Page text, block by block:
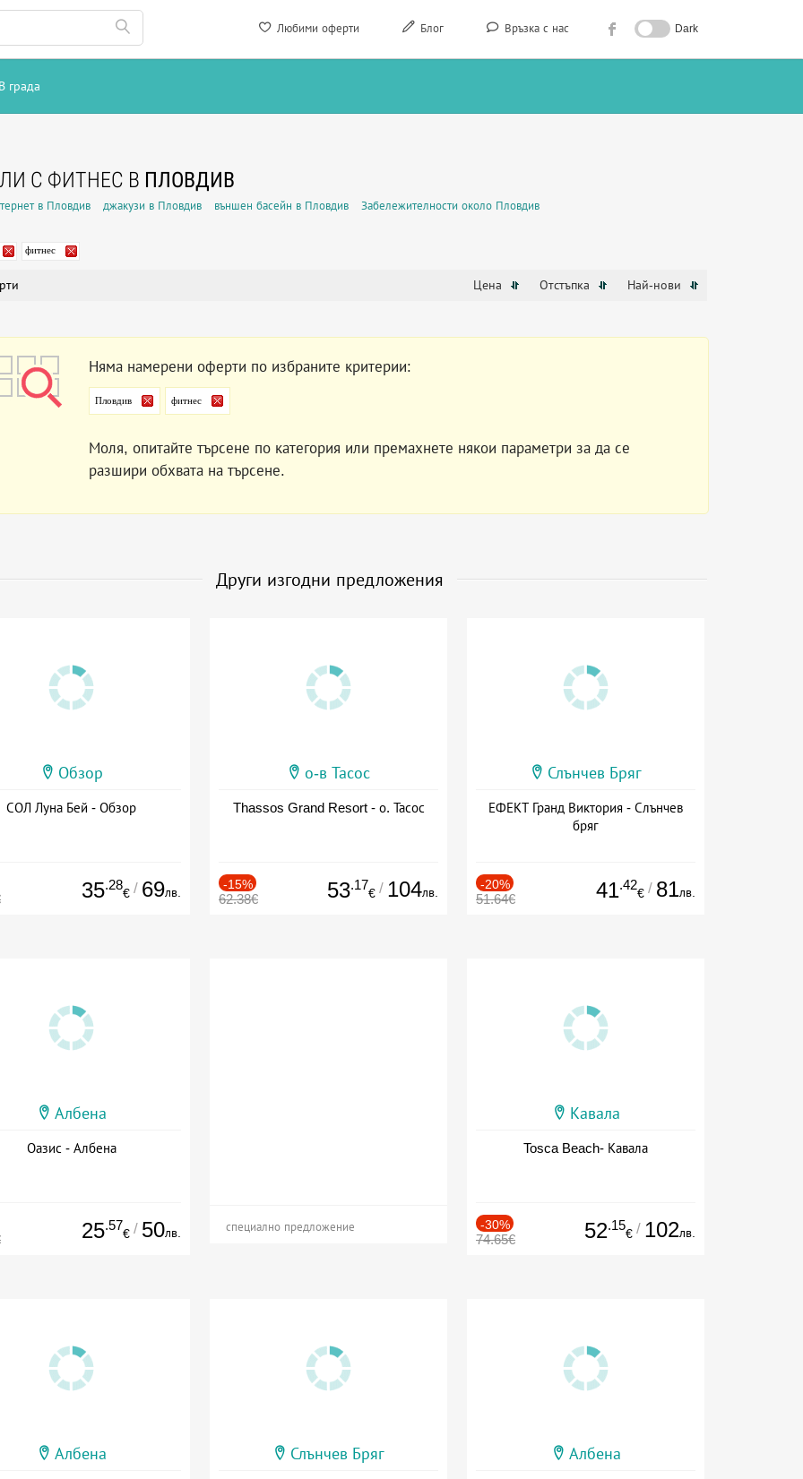
Любими оферти Блог Връзка с нас Dark
В града
С ФИТНЕС В ПЛОВДИВ
в Пловдив джакузи в Пловдив външен басейн в Пловдив Забележителности около Пловдив
фитнес
Цена Отстъпка Най-нови
Няма намерени оферти по избраните критерии:
Пловдив фитнес
Моля, опитайте търсене по категория или премахнете някои параметри за да се
разшири обхвата на търсене.
Други изгодни предложения
Обзор
СОЛ Луна Бей - Обзор
35.28
€ / 69лв.
о-в Тасос
Thassos Grand Resort - о. Тасос
-15%
62.38€ 53.17
€ / 104лв.
Слънчев Бряг
ЕФЕКТ Гранд Виктория - Слънчев
бряг
-20%
51.64€ 41.42
€ / 81лв.
Албена
Оазис - Албена
25.57
€ / 50лв. специално предложение
Кавала
Tosca Beach- Кавала
-30%
74.65€ 52.15
€ / 102лв.
Албена Слънчев Бряг Албена